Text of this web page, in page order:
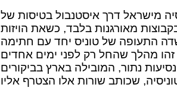
מישראל דרך איסטנבול בטיסות של
מאורגנות בלבד, כשאת הויזות
התעופה של טוניס יחד עם חתימה
זהו מהלך שהחל רק לפני ימים אחדים
נתור, המובילה בארץ בביקורים